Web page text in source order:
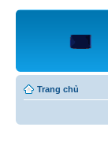
Trang chủ